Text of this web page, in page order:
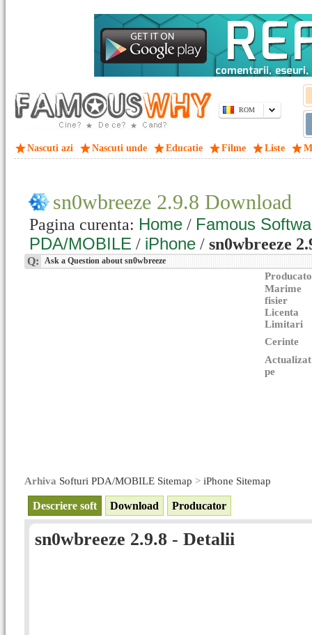
ROM
Nascuti azi Nascuti unde Educatie Filme Liste
sn0wbreeze 2.9.8 Download
Pagina curenta: Home / Famous
PDA/MOBILE / iPhone / sn0wbreeze
Q: Ask a Question about sn0wbreeze
Marime
fisier
Licenta
Limitari
Cerinte
Actualizat
pe
Arhiva Softuri PDA/MOBILE Sitemap > iPhone Sitemap
Descriere soft Download Producator
sn0wbreeze 2.9.8 - Detalii